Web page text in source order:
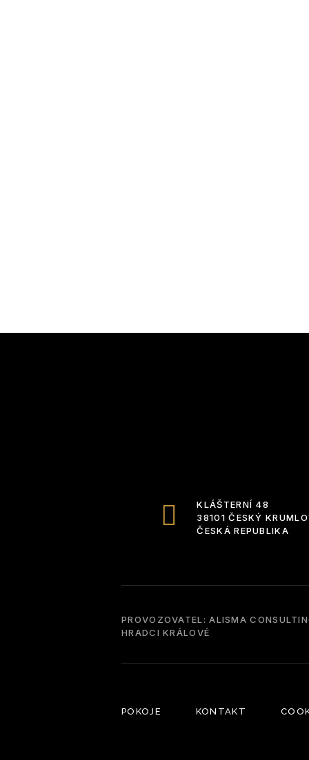
KLÁŠTERNÍ 48
38101 ČESKÝ
ČESKÁ REPUBLIKA
PROVOZOVATEL: ALISMA
HRADCI KRÁLOVÉ
POKOJE KONTAKT